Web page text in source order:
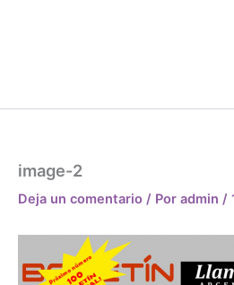
image-2
Deja un comentario / Por admin /